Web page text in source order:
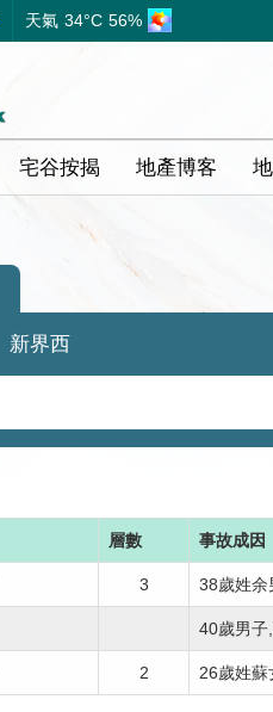
天氣 34°C 56%
宅谷按揭 地產博客
新界西
層數 事故成因
3 38歲姓余
40歲男子
2 26歲姓蘇